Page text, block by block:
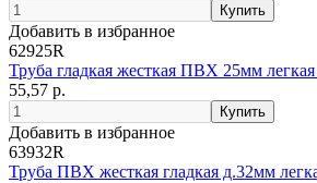
Добавить в избранное
62925R
Труба гладкая жесткая ПВХ 25мм
55,57 р.
Добавить в избранное
63932R
Труба ПВХ жесткая гладкая д.32мм